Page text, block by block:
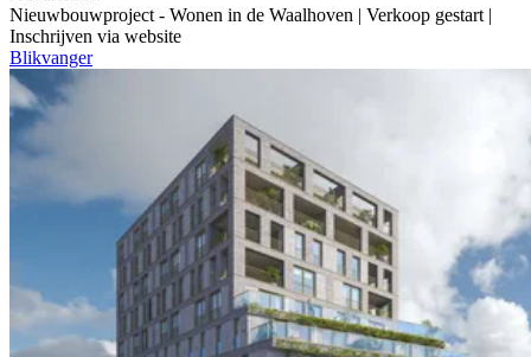
Nieuwbouwproject - Wonen in de Waalhoven | Verkoop gestart |
Inschrijven via website
Blikvanger